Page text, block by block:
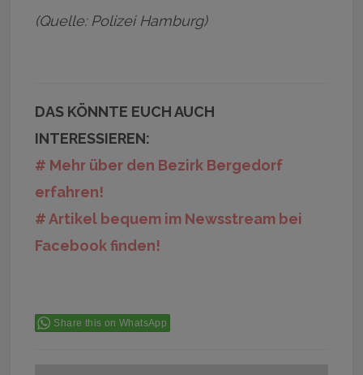
(Quelle: Polizei Hamburg)
DAS KÖNNTE EUCH AUCH
INTERESSIEREN:
# Mehr über den Bezirk Bergedorf
erfahren!
# Artikel bequem im Newsstream bei
Facebook finden!
Share this on WhatsApp